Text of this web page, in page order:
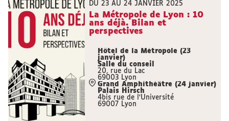
DU 23 AU 24 JANVIER 2025
La Métropole de Lyon : 10
ans déjà. Bilan et
perspectives
Hôtel de la Métropole (23
janvier)
Salle du conseil
20, rue du Lac
69003 Lyon
Grand Amphithéâtre (24 janvier)
Palais Hirsch
4bis rue de l'Université
69007 Lyon